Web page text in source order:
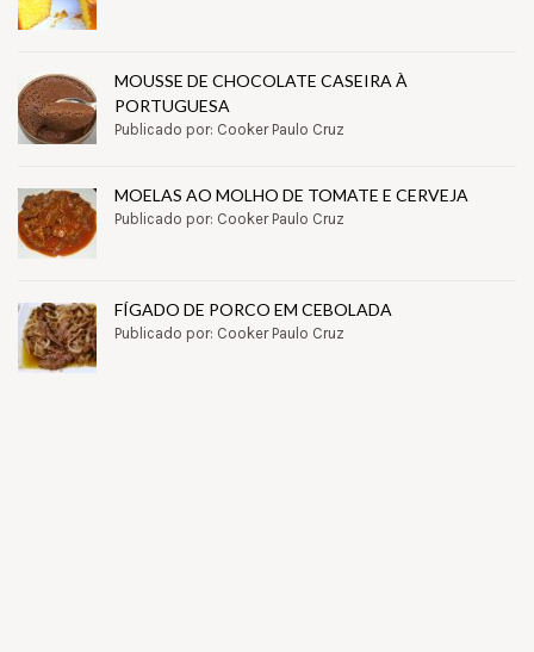
MOUSSE DE CHOCOLATE CASEIRA À
PORTUGUESA
Publicado por: Cooker Paulo Cruz
MOELAS AO MOLHO DE TOMATE E CERVEJA
Publicado por: Cooker Paulo Cruz
FÍGADO DE PORCO EM CEBOLADA
Publicado por: Cooker Paulo Cruz